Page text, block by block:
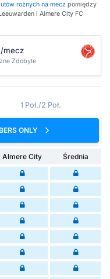
rożnych na meczpomiędzy
i Almere City FC
/mecz
Zdobyte
1 Poł./2 Poł.
ONLY
Almere City
Średnia